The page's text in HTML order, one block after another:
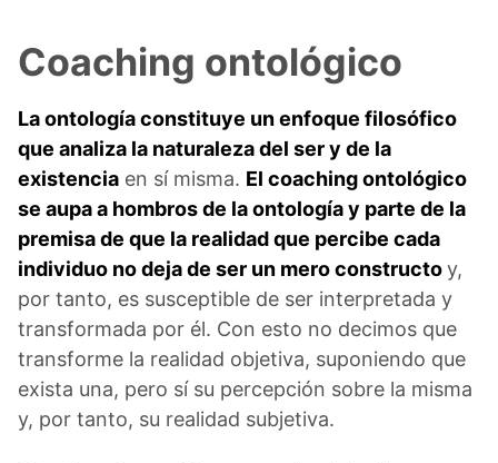
Coaching ontológico
La ontología constituye un enfoque filosófico
que analiza la naturaleza del ser y de la
existencia en sí misma. El coaching ontológico
se aupa a hombros de la ontología y parte de la
premisa de que la realidad que percibe cada
individuo no deja de ser un mero constructoy,
por tanto, es susceptible de ser interpretada y
transformada por él. Con esto no decimos que
transforme la realidad objetiva, suponiendo que
exista una, pero sí su percepción sobre la misma
y, por tanto, su realidad subjetiva.